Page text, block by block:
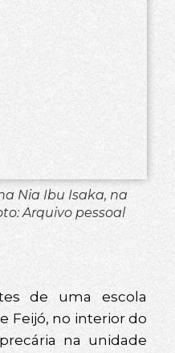
Nia Ibu Isaka, na
Arquivo pessoal
de uma escola
Feijó, no interior do
na unidade